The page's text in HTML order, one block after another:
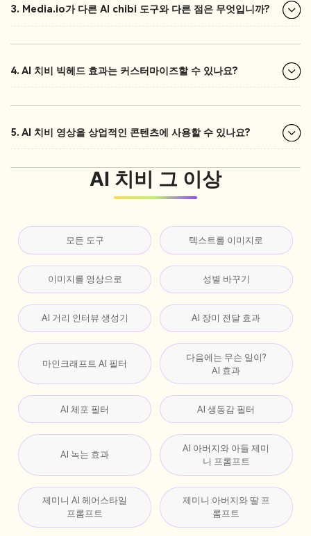
3. Media.io가 다른 AI chibi 도구와 다른 점은 무엇입니까?
4. AI 치비 빅헤드 효과는 커스터마이즈할 수 있나요?
5. AI 치비 영상을 상업적인 콘텐츠에 사용할 수 있나요?
AI 치비 그 이상
모든 도구 텍스트를 이미지로
이미지를 영상으로 성별 바꾸기
AI 거리 인터뷰 생성기 AI 장미 전달 효과
마인크래프트 AI 필터
다음에는 무슨 일이?
AI 효과
AI 체포 필터 AI 생동감 필터
AI 녹는 효과
AI 아버지와 아들 제미
니 프롬프트
제미니 AI 헤어스타일
프롬프트
제미니 아버지와 딸 프
롬프트